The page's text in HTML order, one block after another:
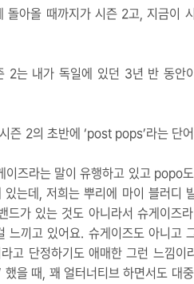
돌아올 때까지가 시즌 2고, 지금이
2는 내가 독일에 있던 3년 반 동안
즌 2의 초반에 ‘post pops’라는 단
이즈라는 말이 유행하고 있고 popo
는데, 저희는 뿌리에 마이 블러디
드가 있는 것도 아니라서 슈게이즈
느끼고 있어요. 슈게이즈도 아니고
고 단정하기도 애매한 그런 느낌이
했을 때, 꽤 얼터너티브 하면서도 대